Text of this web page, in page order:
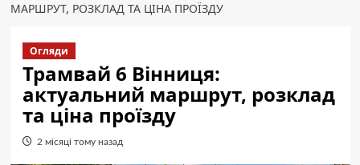
МАРШРУТ, РОЗКЛАД ТА ЦІНА ПРОЇЗДУ
Огляди
Трамвай 6 Вінниця:
актуальний маршрут, розклад
та ціна проїзду
2 місяці тому назад